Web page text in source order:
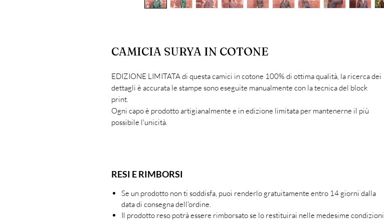
CAMICIA SURYA IN COTONE
EDIZIONE LIMITATA di questa camici in cotone 100% di ottima qualità, la ricerca dei
dettagli è accurata le stampe sono eseguite manualmente con la tecnica del block
print.
Ogni capo è prodotto artigianalmente e in edizione limitata per mantenerne il più
possibile l'unicità.
RESI E RIMBORSI
Se un prodotto non ti soddisfa, puoi renderlo gratuitamente entro 14 giorni dalla
data di consegna dell'ordine.
Il prodotto reso potrà essere rimborsato se lo restituirai nelle medesime condizioni